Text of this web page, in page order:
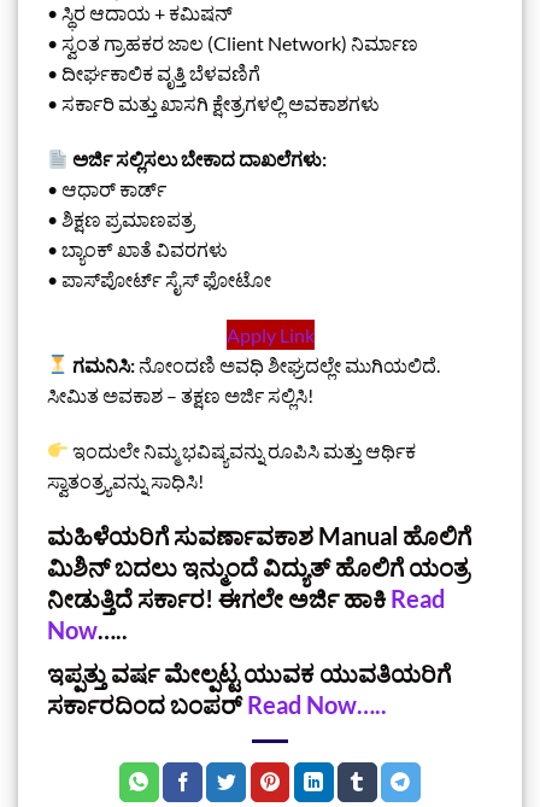
• ಸ್ಥಿರ ಆದಾಯ + ಕಮಿಷನ್
• ಸ್ವಂತ ಗ್ರಾಹಕರ ಜಾಲ (Client Network) ನಿರ್ಮಾಣ
• ದೀರ್ಘಕಾಲಿಕ ವೃತ್ತಿ ಬೆಳವಣಿಗೆ
• ಸರ್ಕಾರಿ ಮತ್ತು ಖಾಸಗಿ ಕ್ಷೇತ್ರಗಳಲ್ಲಿ ಅವಕಾಶಗಳು
ಅರ್ಜಿ ಸಲ್ಲಿಸಲು ಬೇಕಾದ ದಾಖಲೆಗಳು:
• ಆಧಾರ್ ಕಾರ್ಡ್
• ಶಿಕ್ಷಣ ಪ್ರಮಾಣಪತ್ರ
• ಬ್ಯಾಂಕ್ ಖಾತೆ ವಿವರಗಳು
• ಪಾಸ್‌ಪೋರ್ಟ್ ಸೈಸ್ ಫೋಟೋ
Apply Link
ಗಮನಿಸಿ:ನೋಂದಣಿ ಅವಧಿ ಶೀಘ್ರದಲ್ಲೇ ಮುಗಿಯಲಿದೆ.
ಸೀಮಿತ ಅವಕಾಶ – ತಕ್ಷಣ ಅರ್ಜಿ ಸಲ್ಲಿಸಿ!
ಇಂದುಲೇ ನಿಮ್ಮ ಭವಿಷ್ಯವನ್ನು ರೂಪಿಸಿ ಮತ್ತು ಆರ್ಥಿಕ
ಸ್ವಾತಂತ್ರ್ಯವನ್ನು ಸಾಧಿಸಿ!
ಮಹಿಳೆಯರಿಗೆ ಸುವರ್ಣಾವಕಾಶ Manual ಹೊಲಿಗೆ
ಮಿಶಿನ್‌ ಬದಲು ಇನ್ಮುಂದೆ ವಿದ್ಯುತ್ ಹೊಲಿಗೆ ಯಂತ್ರ
ನೀಡುತ್ತಿದೆ ಸರ್ಕಾರ! ಈಗಲೇ ಅರ್ಜಿ ಹಾಕಿ Read
Now…..
ಇಪ್ಪತ್ತು ವರ್ಷ ಮೇಲ್ಪಟ್ಟ ಯುವಕ ಯುವತಿಯರಿಗೆ
ಸರ್ಕಾರದಿಂದ ಬಂಪರ್Read Now…..